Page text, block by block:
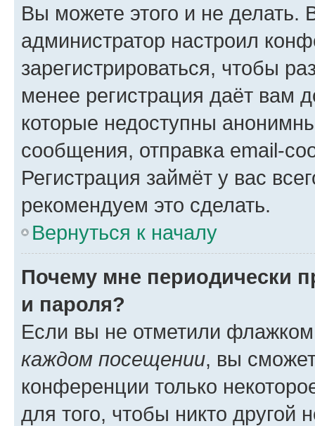
Вы можете этого и не делать.
администратор настроил
зарегистрироваться, чтобы
менее регистрация даёт вам
которые недоступны
сообщения, отправка email-
Регистрация займёт у вас
рекомендуем это сделать.
Вернуться к началу
Почему мне периодически
и пароля?
Если вы не отметили
каждом посещении, вы
конференции только
для того, чтобы никто другой